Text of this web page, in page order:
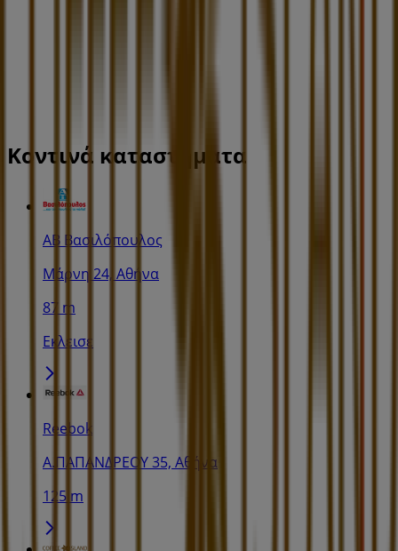
Κοντινά καταστήματα
ΑΒ Βασιλόπουλος
Μάρνη 24, Αθήνα
87 m
Εκλεισε
Reebok
Α.ΠΑΠΑΝΔΡΕΟΥ 35, Αθήνα
125 m